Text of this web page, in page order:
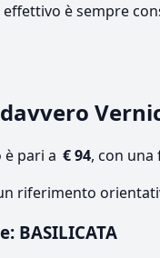
è sempre
pari a € 94, con una
riferimento
BASILICATA